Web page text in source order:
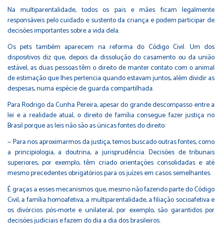
Na multiparentalidade, todos os pais e mães ficam legalmente
responsáveis pelo cuidado e sustento da criança e podem participar de
decisões importantes sobre a vida dela.
Os pets também aparecem na reforma do Código Civil. Um dos
dispositivos diz que, depois da dissolução do casamento ou da união
estável, as duas pessoas têm o direito de manter contato com o animal
de estimação que lhes pertencia quando estavam juntos, além dividir as
despesas, numa espécie de guarda compartilhada.
Para Rodrigo da Cunha Pereira, apesar do grande descompasso entre a
lei e a realidade atual, o direito de família consegue fazer justiça no
Brasil porque as leis não são as únicas fontes do direito:
— Para nos aproximarmos da justiça, temos buscado outras fontes, como
a principiologia, a doutrina, a jurisprudência. Decisões de tribunais
superiores, por exemplo, têm criado orientações consolidadas e até
mesmo precedentes obrigatórios para os juízes em casos semelhantes.
É graças a esses mecanismos que, mesmo não fazendo parte do Código
Civil, a família homoafetiva, a multiparentalidade, a filiação socioafetiva e
os divórcios pós-morte e unilateral, por exemplo, são garantidos por
decisões judiciais e fazem do dia a dia dos brasileiros.